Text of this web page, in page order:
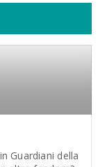
Guardiani della